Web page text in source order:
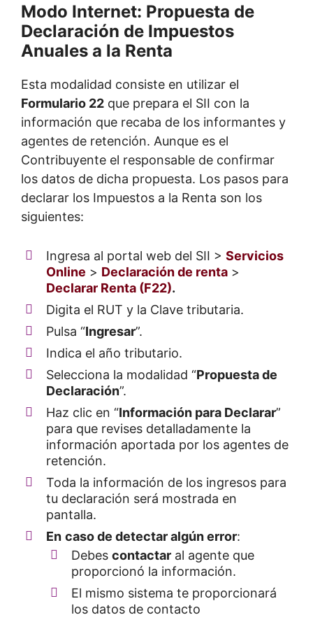
Modo Internet: Propuesta de
Declaración de Impuestos
Anuales a la Renta
Esta modalidad consiste en utilizar el
Formulario 22 que prepara el SII con la
información que recaba de los informantes y
agentes de retención. Aunque es el
Contribuyente el responsable de confirmar
los datos de dicha propuesta. Los pasos para
declarar los Impuestos a la Renta son los
siguientes:
Ingresa al portal web del SII > Servicios
Online > Declaración de renta >
Declarar Renta (F22).
Digita el RUT y la Clave tributaria.
Pulsa “Ingresar”.
Indica el año tributario.
Selecciona la modalidad “Propuesta de
Declaración”.
Haz clic en “Información para Declarar”
para que revises detalladamente la
información aportada por los agentes de
retención.
Toda la información de los ingresos para
tu declaración será mostrada en
pantalla.
En caso de detectar algún error:
Debes contactar al agente que
proporcionó la información.
El mismo sistema te proporcionará
los datos de contacto